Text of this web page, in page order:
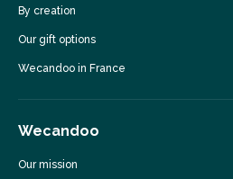
By creation
Our gift options
Wecandoo in France
Wecandoo
Our mission